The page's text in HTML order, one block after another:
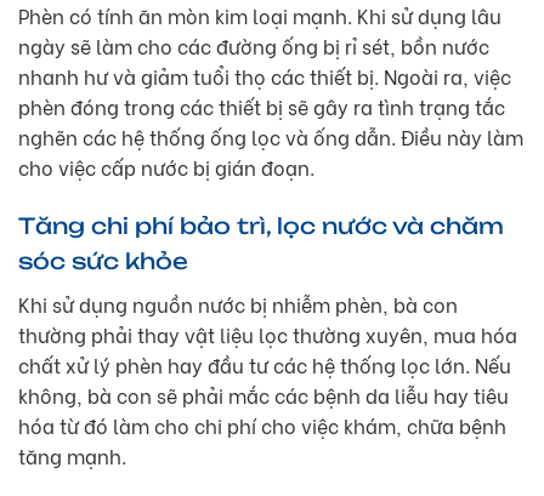
Phèn có tính ăn mòn kim loại mạnh. Khi sử dụng lâu
ngày sẽ làm cho các đường ống bị rỉ sét, bồn nước
nhanh hư và giảm tuổi thọ các thiết bị. Ngoài ra, việc
phèn đóng trong các thiết bị sẽ gây ra tình trạng tắc
nghẽn các hệ thống ống lọc và ống dẫn. Điều này làm
cho việc cấp nước bị gián đoạn.
Tăng chi phí bảo trì, lọc nước và chăm
sóc sức khỏe
Khi sử dụng nguồn nước bị nhiễm phèn, bà con
thường phải thay vật liệu lọc thường xuyên, mua hóa
chất xử lý phèn hay đầu tư các hệ thống lọc lớn. Nếu
không, bà con sẽ phải mắc các bệnh da liễu hay tiêu
hóa từ đó làm cho chi phí cho việc khám, chữa bệnh
tăng mạnh.